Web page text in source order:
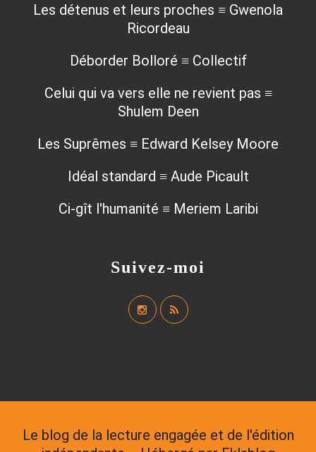
Suivez-moi
Les détenus et leurs proches ≡ Gwenola
Ricordeau
Déborder Bolloré ≡ Collectif
Celui qui va vers elle ne revient pas ≡
Shulem Deen
Les Suprêmes ≡ Edward Kelsey Moore
Idéal standard ≡ Aude Picault
Ci-gît l'humanité ≡ Meriem Laribi
Le blog de la lecture engagée et de l'édition